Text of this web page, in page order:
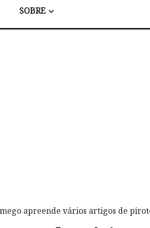
SOBRE
apreende vários artigos de